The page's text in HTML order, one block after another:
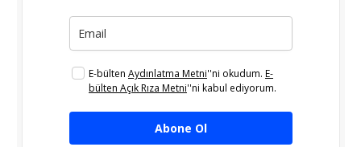
E-bülten Aydınlatma Metni''ni okudum. E-
bülten Açık Rıza Metni''ni kabul ediyorum.
Abone Ol